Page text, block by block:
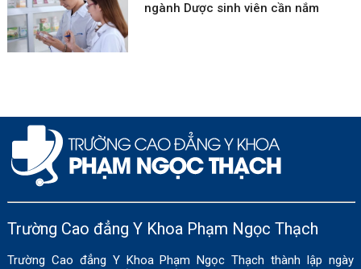
ngành Dược sinh viên cần nắm
Trường Cao đẳng Y Khoa Phạm Ngọc Thạch
Trường Cao đẳng Y Khoa Phạm Ngọc Thạch thành lập ngày